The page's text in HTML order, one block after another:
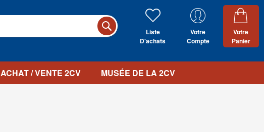
Liste
D'achats
Votre
Compte
Votre
Panier
ACHAT / VENTE 2CV MUSÉE DE LA 2CV